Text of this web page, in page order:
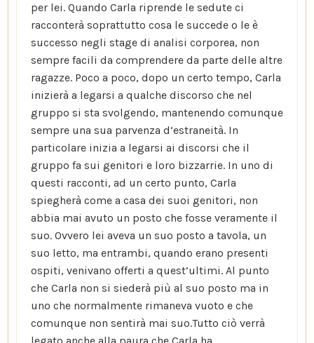
per lei. Quando Carla riprende le sedute ci
racconterà soprattutto cosa le succede o le è
successo negli stage di analisi corporea, non
sempre facili da comprendere da parte delle altre
ragazze. Poco a poco, dopo un certo tempo, Carla
inizierà a legarsi a qualche discorso che nel
gruppo si sta svolgendo, mantenendo comunque
sempre una sua parvenza d’estraneità. In
particolare inizia a legarsi ai discorsi che il
gruppo fa sui genitori e loro bizzarrie. In uno di
questi racconti, ad un certo punto, Carla
spiegherà come a casa dei suoi genitori, non
abbia mai avuto un posto che fosse veramente il
suo. Ovvero lei aveva un suo posto a tavola, un
suo letto, ma entrambi, quando erano presenti
ospiti, venivano offerti a quest’ultimi. Al punto
che Carla non si siederà più al suo posto ma in
uno che normalmente rimaneva vuoto e che
comunque non sentirà mai suo.Tutto ciò verrà